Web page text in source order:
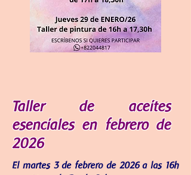
Taller de aceites
esenciales en febrero de
2026
El martes 3 de febrero de 2026 a las 16h